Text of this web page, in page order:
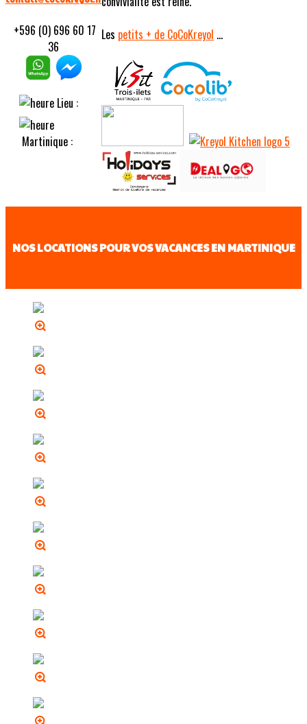
+596 (0) 696 60 17
36
Lieu :
Martinique :
Les petits + de CoCoKreyol ...
NOS LOCATIONS POUR VOS VACANCES EN MARTINIQUE